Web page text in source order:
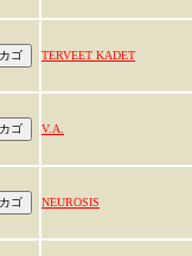
TERVEET KADET
V.A.
NEUROSIS